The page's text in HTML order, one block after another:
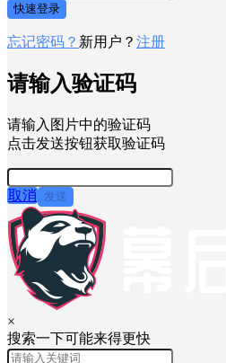
快速登录
忘记密码？ 新用户？ 注册
请输入验证码
请输入图片中的验证码
点击发送按钮获取验证码
取消 发送
×
搜索一下可能来得更快